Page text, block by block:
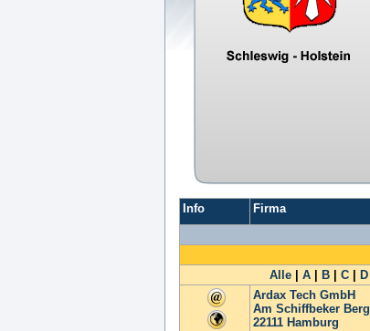
Info Firma
Alle
A B C D
Ardax Tech GmbH
Am Schiffbeker
22111 Hamburg